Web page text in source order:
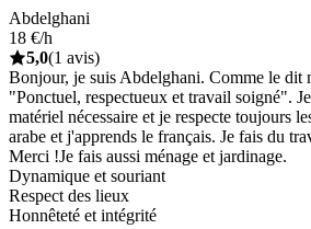
Abdelghani
18 €/h
5,0(1 avis)
Bonjour, je suis Abdelghani. Comme le dit
"Ponctuel, respectueux et travail soigné".
matériel nécessaire et je respecte toujours
arabe et j'apprends le français. Je fais du
Merci !Je fais aussi ménage et jardinage.
Dynamique et souriant
Respect des lieux
Honnêteté et intégrité